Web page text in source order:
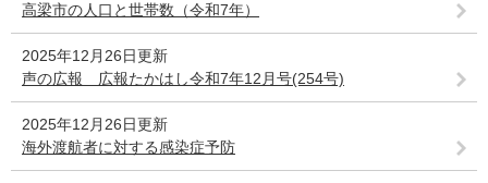
高梁市の人口と世帯数（令和7年）
2025年12月26日更新
声の広報 広報たかはし令和7年12月号(254号)
2025年12月26日更新
海外渡航者に対する感染症予防